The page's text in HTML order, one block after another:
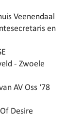
Veenendaal
en
- Zwoele
AV Oss ‘78
Desire